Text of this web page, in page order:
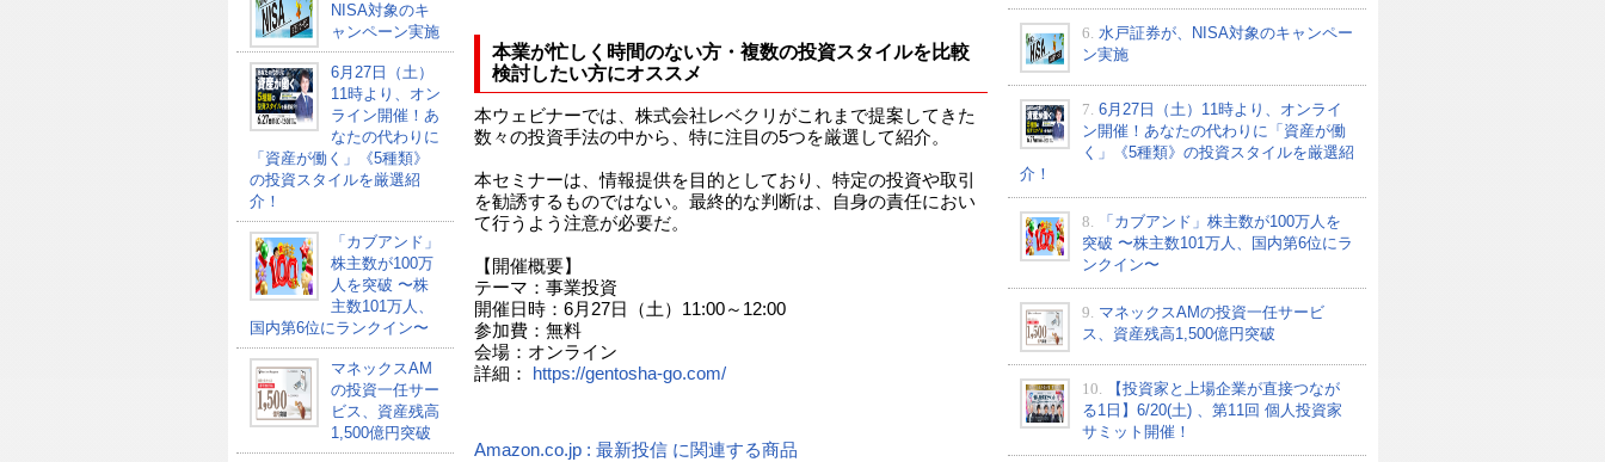
NISA対象のキ
ャンペーン実施
6月27日（土）
11時より、オン
ライン開催！あ
なたの代わりに
「資産が働く」《5種類》
の投資スタイルを厳選紹
介！
「カブアンド」
株主数が100万
人を突破 〜株
主数101万人、
国内第6位にランクイン〜
マネックスAM
の投資一任サー
ビス、資産残高
1,500億円突破
本業が忙しく時間のない方・複数の投資スタイルを比較
検討したい方にオススメ
本ウェビナーでは、株式会社レベクリがこれまで提案してきた
数々の投資手法の中から、特に注目の5つを厳選して紹介。
本セミナーは、情報提供を目的としており、特定の投資や取引
を勧誘するものではない。最終的な判断は、自身の責任におい
て行うよう注意が必要だ。
【開催概要】
テーマ：事業投資
開催日時：6月27日（土）11:00～12:00
参加費：無料
会場：オンライン
詳細：
https://gentosha-go.com/
Amazon.co.jp : 最新投信 に関連する商品
6. 水戸証券が、NISA対象のキャンペー
ン実施
7. 6月27日（土）11時より、オンライ
ン開催！あなたの代わりに「資産が働
く」《5種類》の投資スタイルを厳選紹
介！
8.
「カブアンド」株主数が100万人を
突破 〜株主数101万人、国内第6位にラ
ンクイン〜
9. マネックスAMの投資一任サービ
ス、資産残高1,500億円突破
10.
【投資家と上場企業が直接つなが
る1日】6/20(土) 、第11回 個人投資家
サミット開催！